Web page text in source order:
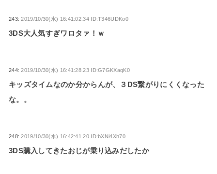
243:2019/10/30(水) 16:41:02.34 ID:T346UDKo0
3DS大人気すぎワロタァ！ｗ
244:2019/10/30(水) 16:41:28.23 ID:G7GKXaqK0
キッズタイムなのか分からんが、３DS繋がりにくくなった
な。。
248:2019/10/30(水) 16:42:41.20 ID:bXNi4Xh70
3DS購入してきたおじが乗り込みだしたか